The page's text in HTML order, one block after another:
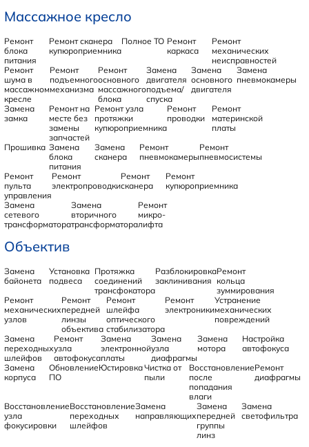
Массажное кресло
Ремонт
блока
питания
Ремонт сканера
купюроприемника
Полное ТО Ремонт
каркаса
Ремонт
механических
неисправностей
Ремонт
шума в
массажном
кресле
Ремонт
подъемного
механизма
Ремонт
основного
массажного
блока
Замена
двигателя
подъема/
спуска
Замена
основного
двигателя
Замена
пневмокамеры
Замена
замка
Ремонт на
месте без
замены
запчастей
Ремонт узла
протяжки
купюроприемника
Ремонт
проводки
Ремонт
материнской
платы
Прошивка Замена
блока
питания
Замена
сканера
Ремонт
пневмокамеры
Ремонт
пневмосистемы
Ремонт
пульта
управления
Ремонт
электропроводки
Ремонт
сканера
Ремонт
купюроприемника
Замена
сетевого
трансформатора
Замена
вторичного
трансформатора
Ремонт
микро-
лифта
Объектив
Замена
байонета
Установка
подвеса
Протяжка
соединений
трансфокатора
Разблокировка
заклинивания
Ремонт
кольца
зуммирования
Ремонт
механических
узлов
Ремонт
передней
линзы
объектива
Ремонт
шлейфа
оптического
стабилизатора
Ремонт
электроники
Устранение
механических
повреждений
Замена
переходных
шлейфов
Ремонт
узла
автофокуса
Замена
электронной
платы
Замена
узла
диафрагмы
Замена
мотора
Настройка
автофокуса
Замена
корпуса
Обновление
ПО
ЮстировкаЧистка от
пыли
Восстановление
после
попадания
влаги
Ремонт
диафрагмы
Восстановление
узла
фокусировки
Восстановление
переходных
шлейфов
Замена
направляющих
Замена
передней
группы
линз
Замена
светофильтра